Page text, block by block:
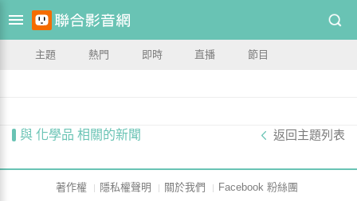
主題 熱門 即時 直播 節目
與 化學品 相關的新聞 返回主題列表
著作權 隱私權聲明 關於我們
Facebook 粉絲團